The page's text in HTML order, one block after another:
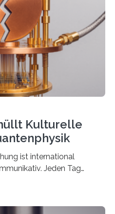
Unterstützung
Durchbruch:
Kernübergang wurde
man zeigen, dass sich
lässt, um hochpräzise…
Kulturelle
ist international
Jeden Tag
zusammenarbeiten. Neue